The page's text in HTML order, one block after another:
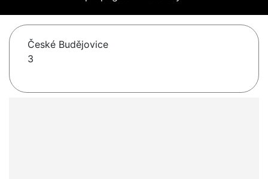
České Budějovice
3